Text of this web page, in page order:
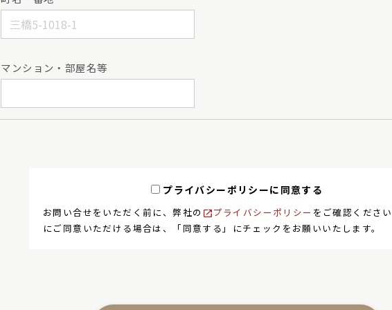
マンション・部屋名等
プライバシーポリシーに同意する
お問い合せをいただく前に、弊社の プライバシーポリシー をご確認くださ
にご同意いただける場合は、「同意する」にチェックをお願いいたします。